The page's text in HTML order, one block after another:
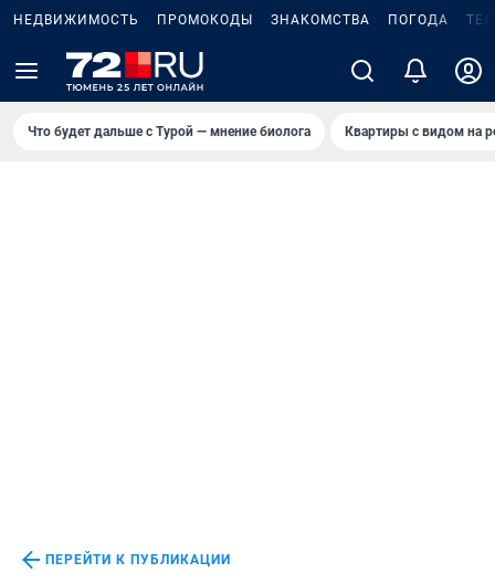
НЕДВИЖИМОСТЬ ПРОМОКОДЫ ЗНАКОМСТВА ПОГОДА
Что будет дальше с Турой — мнение биолога Квартиры с видом на
ПЕРЕЙТИ К ПУБЛИКАЦИИ